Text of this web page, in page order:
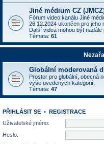
Jiné médium CZ
Fórum video kanálu Jiné
26.12.2024 ukončen pro jeho
Další videa mohou být nadále
Témata: 61
Globální moderovaná
Prostor pro globální, obecná
výše uvedených kategorií.
Témata: 47
PŘIHLÁSIT SE • REGISTRACE
Uživatelské jméno:
Heslo: